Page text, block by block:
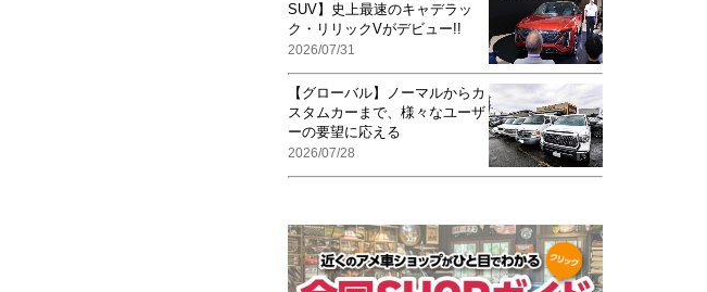
SUV】史上最速のキャデラッ
ク・リリックVがデビュー!!
2026/07/31
【グローバル】ノーマルからカ
スタムカーまで、様々なユーザ
ーの要望に応える
2026/07/28